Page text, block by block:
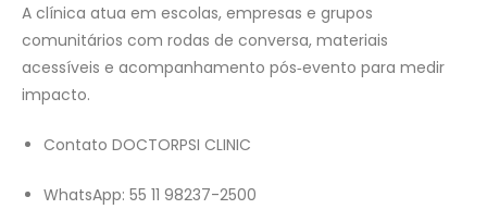
A clínica atua em escolas, empresas e grupos
comunitários com rodas de conversa, materiais
acessíveis e acompanhamento pós‑evento para medir
impacto.
Contato DOCTORPSI CLINIC
WhatsApp: 55 11 98237-2500